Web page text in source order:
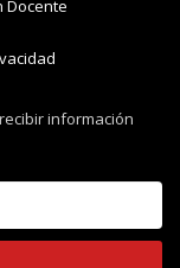
Docente
información